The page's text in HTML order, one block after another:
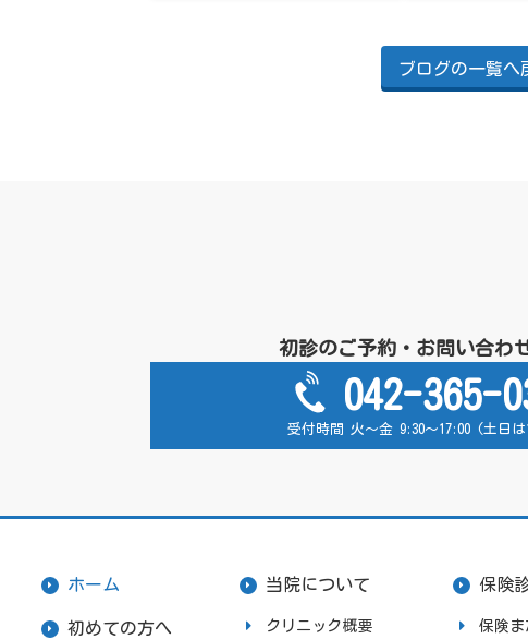
ブログの一覧へ
初診のご予約・お問い合わ
042-365-
受付時間 火～金 9:30～17:00 (土日は
ホーム
初めての方へ
当院について
クリニック概要
保険
保険ま